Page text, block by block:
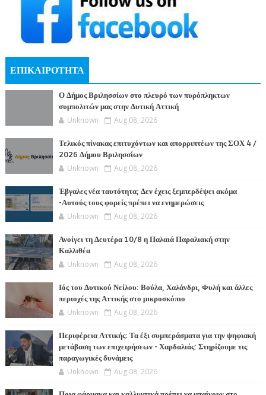
ΕΠΙΚΑΙΡΟΤΗΤΑ
Ο Δήμος Βριλησσίων στο πλευρό των πυρόπληκτων
συμπολιτών μας στην Δυτική Αττική
Unknown Aug 08, 2026
Τελικός πίνακας επιτυχόντων και απορριπτέων της ΣΟΧ 4 /
2026 Δήμου Βριλησσίων
Unknown Aug 08, 2026
Έβγαλες νέα ταυτότητα; Δεν έχεις ξεμπερδέψει ακόμα
-Αυτούς τους φορείς πρέπει να ενημερώσεις
Unknown Aug 08, 2026
Ανοίγει τη Δευτέρα 10/8 η Παλαιά Παραλιακή στην
Καλλιθέα
Unknown Aug 08, 2026
Ιός του Δυτικού Νείλου: Βούλα, Χαλάνδρι, Φυλή και άλλες
περιοχές της Αττικής στο μικροσκόπιο
Unknown Aug 08, 2026
Περιφέρεια Αττικής: Τα έξι συμπεράσματα για την ψηφιακή
μετάβαση των επιχειρήσεων - Χαρδαλιάς: Στηρίζουμε τις
παραγωγικές δυνάμεις
Unknown Aug 08, 2026